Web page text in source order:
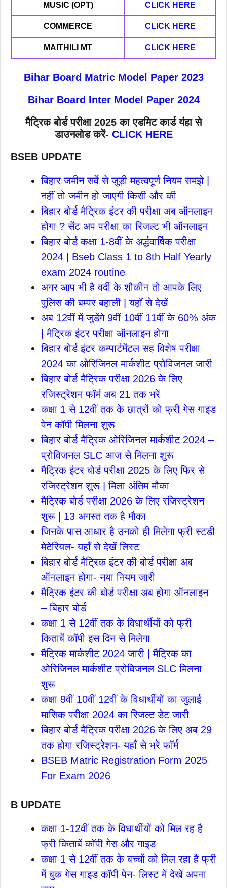
MUSIC (OPT) CLICK HERE
COMMERCE CLICK HERE
MAITHILI MT CLICK HERE
Bihar Board Matric Model Paper 2023
Bihar Board Inter Model Paper 2024
मैट्रिक बोर्ड परीक्षा 2025 का एडमिट कार्ड यंहा से
डाउनलोड करें- CLICK HERE
BSEB UPDATE
बिहार जमीन सर्वे से जुड़ी महत्वपूर्ण नियम समझे |
नहीं तो जमीन हो जाएगी किसी और की
बिहार बोर्ड मैट्रिक इंटर की परीक्षा अब ऑनलाइन
होगा ? सेंट अप परीक्षा का रिजल्ट भी ऑनलाइन
बिहार बोर्ड कक्षा 1-8वीं के अर्द्धवार्षिक परीक्षा
2024 | Bseb Class 1 to 8th Half Yearly
exam 2024 routine
अगर आप भी है वर्दी के शौकीन तो आपके लिए
पुलिस की बम्पर बहाली | यहाँ से देखें
अब 12वीं में जुडेंगे 9वीं 10वीं 11वीं के 60% अंक
| मैट्रिक इंटर परीक्षा ऑनलाइन होगा
बिहार बोर्ड इंटर कम्पार्टमेंटल सह विशेष परीक्षा
2024 का ओरिजिनल मार्कशीट प्रोविजनल जारी
बिहार बोर्ड मैट्रिक परीक्षा 2026 के लिए
रजिस्ट्रेशन फॉर्म अब 21 तक भरें
कक्षा 1 से 12वीं तक के छात्रों को फ्री गेस गाइड
पेन कॉपी मिलना शुरू
बिहार बोर्ड मैट्रिक ओरिजिनल मार्कशीट 2024 –
प्रोविजनल SLC आज से मिलना शुरू
मैट्रिक इंटर बोर्ड परीक्षा 2025 के लिए फिर से
रजिस्ट्रेशन शुरू | मिला अंतिम मौका
मैट्रिक बोर्ड परीक्षा 2026 के लिए रजिस्ट्रेशन
शुरू | 13 अगस्त तक है मौका
जिनके पास आधार है उनको ही मिलेगा फ्री स्टडी
मेटेरियल- यहाँ से देखें लिस्ट
बिहार बोर्ड मैट्रिक इंटर की बोर्ड परीक्षा अब
ऑनलाइन होगा- नया नियम जारी
मैट्रिक इंटर की बोर्ड परीक्षा अब होगा ऑनलाइन
– बिहार बोर्ड
कक्षा 1 से 12वीं तक के विधार्थीयों को फ्री
किताबें कॉपी इस दिन से मिलेगा
मैट्रिक मार्कशीट 2024 जारी | मैट्रिक का
ओरिजिनल मार्कशीट प्रोविजनल SLC मिलना
शुरू
कक्षा 9वीं 10वीं 12वीं के विधार्थीयों का जुलाई
मासिक परीक्षा 2024 का रिजल्ट डेट जारी
बिहार बोर्ड मैट्रिक परीक्षा 2026 के लिए अब 29
तक होगा रजिस्ट्रेशन- यहाँ से भरें फॉर्म
BSEB Matric Registration Form 2025
For Exam 2026
B UPDATE
कक्षा 1-12वीं तक के विधार्थीयों को मिल रह है
फ्री किताबें कॉपी गेस और गाइड
कक्षा 1 से 12वीं तक के बच्चों को मिल रहा है फ्री
में बुक गेस गाइड कॉपी पेन- लिस्ट में देखें अपना